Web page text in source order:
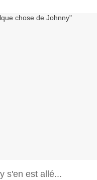
s'en est allé...